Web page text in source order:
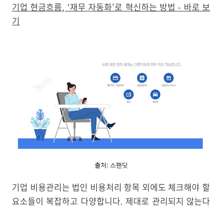
기업 현금흐름, ‘재무 자동화’로 혁신하는 방법 - 바로 보
기
출처: 스팬딧
기업 비용관리는 법인 비용처리 항목 외에도 체크해야 할
요소들이 복잡하고 다양합니다. 제대로 관리되지 않는다